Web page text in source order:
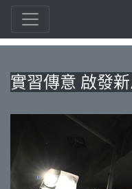
實習傳意 啟發